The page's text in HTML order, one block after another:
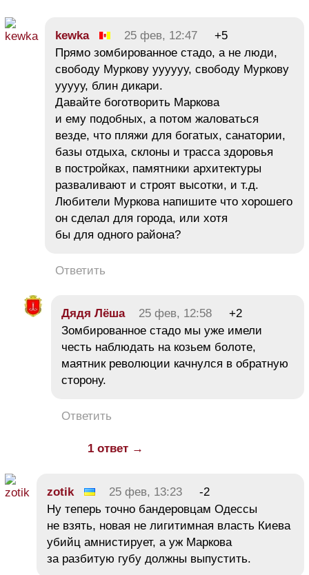
kewka 25 фев, 12:47
+5
Прямо зомбированное стадо, а не люди,
свободу Муркову уууууу, свободу Муркову
ууууу, блин дикари.
Давайте боготворить Маркова
и ему подобных, а потом жаловаться
везде, что пляжи для богатых, санатории,
базы отдыха, склоны и трасса здоровья
в постройках, памятники архитектуры
разваливают и строят высотки, и т.д.
Любители Муркова напишите что хорошего
он сделал для города, или хотя
бы для одного района?
Ответить
Дядя Лёша 25 фев, 12:58
+2
Зомбированное стадо мы уже имели
честь наблюдать на козьем болоте,
маятник революции качнулся в обратную
сторону.
Ответить
1 ответ →
zotik 25 фев, 13:23
-2
Ну теперь точно бандеровцам Одессы
не взять, новая не лигитимная власть Киева
убийц амнистирует, а уж Маркова
за разбитую губу должны выпустить.